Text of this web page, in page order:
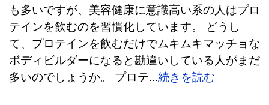
も多いですが、美容健康に意識高い系の人はプロ
テインを飲むのを習慣化しています。 どうし
て、プロテインを飲むだけでムキムキマッチョな
ボディビルダーになると勘違いしている人がまだ
多いのでしょうか。 プロテ...続きを読む